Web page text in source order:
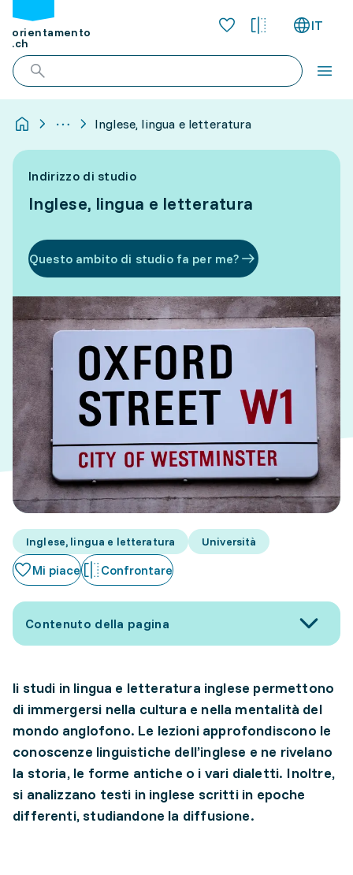
orientamento
.ch
IT
Inglese, lingua e letteratura
Indirizzo di studio
Inglese, lingua e letteratura
Questo ambito di studio fa per me?
Inglese, lingua e letteratura Università
Mi piace Confrontare
Contenuto della pagina
li studi in lingua e letteratura inglese permettono
di immergersi nella cultura e nella mentalità del
mondo anglofono. Le lezioni approfondiscono le
conoscenze linguistiche dell’inglese e ne rivelano
la storia, le forme antiche o i vari dialetti. Inoltre,
si analizzano testi in inglese scritti in epoche
differenti, studiandone la diffusione.